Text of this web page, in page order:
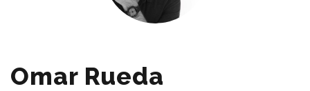
Omar Rueda